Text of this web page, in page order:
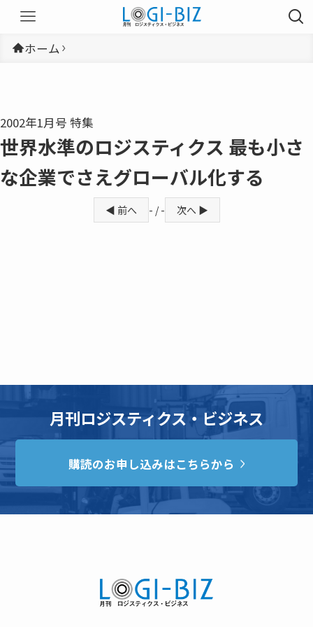
ホーム
2002年1月号 特集
世界水準のロジスティクス 最も小さ
な企業でさえグローバル化する
◀ 前へ - / - 次へ ▶
月刊ロジスティクス・ビジネス
購読のお申し込みはこちらから